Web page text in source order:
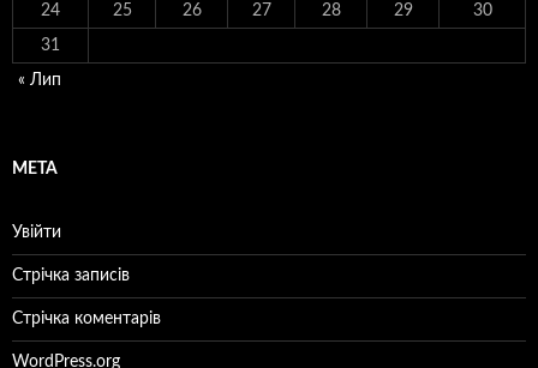
24 25 26 27 28 29 30
31
« Лип
МЕТА
Увійти
Стрічка записів
Стрічка коментарів
WordPress.org